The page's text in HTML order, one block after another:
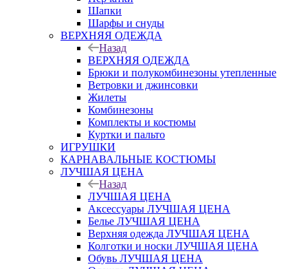
Шапки
Шарфы и снуды
ВЕРХНЯЯ ОДЕЖДА
Назад
ВЕРХНЯЯ ОДЕЖДА
Брюки и полукомбинезоны утепленные
Ветровки и джинсовки
Жилеты
Комбинезоны
Комплекты и костюмы
Куртки и пальто
ИГРУШКИ
КАРНАВАЛЬНЫЕ КОСТЮМЫ
ЛУЧШАЯ ЦЕНА
Назад
ЛУЧШАЯ ЦЕНА
Аксессуары ЛУЧШАЯ ЦЕНА
Белье ЛУЧШАЯ ЦЕНА
Верхняя одежда ЛУЧШАЯ ЦЕНА
Колготки и носки ЛУЧШАЯ ЦЕНА
Обувь ЛУЧШАЯ ЦЕНА